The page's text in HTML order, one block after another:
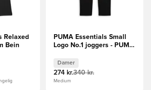
Relaxed
Bein
PUMA Essentials Small
Logo No.1 joggers - PUMA
Damer
274 kr.340 kr.
Medium